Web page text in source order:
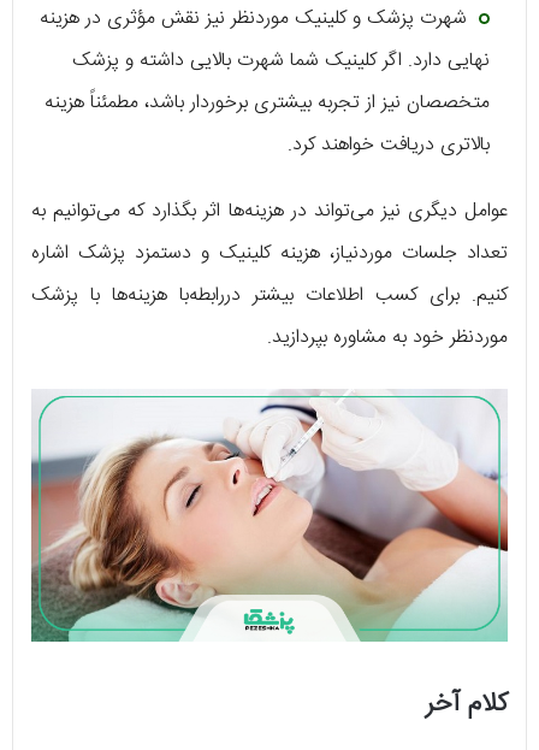
شهرت پزشک و کلینیک موردنظر نیز نقش مؤثری در هزینه
نهایی دارد. اگر کلینیک شما شهرت بالایی داشته و پزشک
متخصصان نیز از تجربه بیشتری برخوردار باشد، مطمئناً هزینه
بالاتری دریافت خواهند کرد.
عوامل دیگری نیز می‌تواند در هزینه‌ها اثر بگذارد که می‌توانیم به
تعداد جلسات موردنیاز، هزینه کلینیک و دستمزد پزشک اشاره
کنیم. برای کسب اطلاعات بیشتر دررابطه‌با هزینه‌ها با پزشک
موردنظر خود به مشاوره بپردازید.
کلام آخر